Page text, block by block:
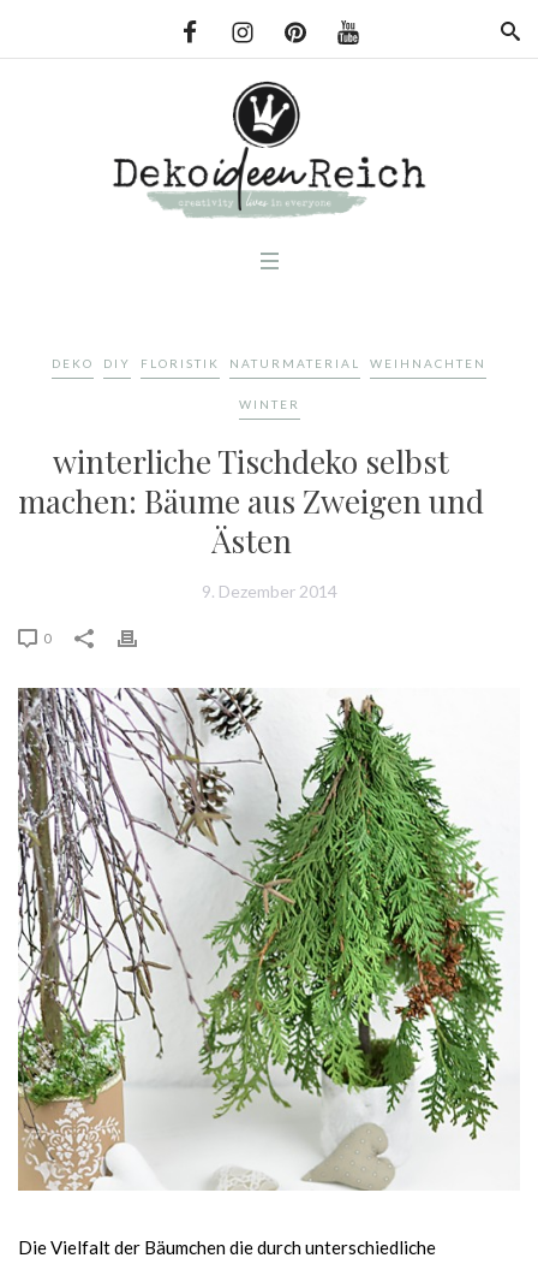
DEKO DIY FLORISTIK NATURMATERIAL WEIHNACHTEN
WINTER
winterliche Tischdeko selbst
machen: Bäume aus Zweigen und
Ästen
9. Dezember 2014
0
Die Vielfalt der Bäumchen die durch unterschiedliche